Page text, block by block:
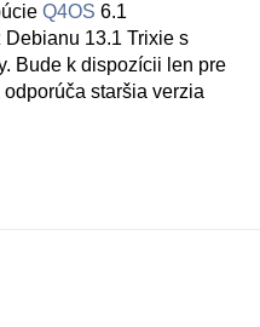
Q4OS 6.1
13.1 Trixie s
Bude k dispozícii len pre
staršia verzia